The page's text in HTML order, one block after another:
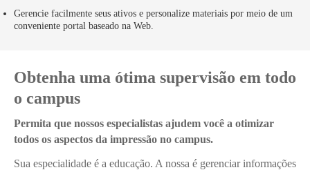
Gerencie facilmente seus ativos e personalize materiais por meio de um
conveniente portal baseado na Web.
Obtenha uma ótima supervisão em todo
o campus
Permita que nossos especialistas ajudem você a otimizar
todos os aspectos da impressão no campus.
Sua especialidade é a educação. A nossa é gerenciar informações